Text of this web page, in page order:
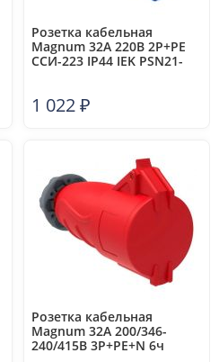
Розетка кабельная
Magnum 32А 220В 2P+PE
ССИ-223 IP44 IEK PSN21-
1 022₽
Розетка кабельная
Magnum 32А 200/346-
240/415В 3Р+РЕ+N 6ч